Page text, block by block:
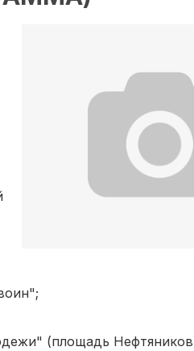
(площадь